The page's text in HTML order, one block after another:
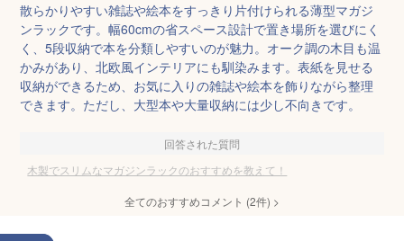
散らかりやすい雑誌や絵本をすっきり片付けられる薄型マガジ
ンラックです。幅60cmの省スペース設計で置き場所を選びにく
く、5段収納で本を分類しやすいのが魅力。オーク調の木目も温
かみがあり、北欧風インテリアにも馴染みます。表紙を見せる
収納ができるため、お気に入りの雑誌や絵本を飾りながら整理
できます。ただし、大型本や大量収納には少し不向きです。
回答された質問
木製でスリムなマガジンラックのおすすめを教えて！
全てのおすすめコメント (2件) >